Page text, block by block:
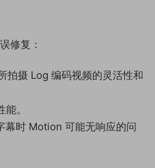
修复：
拍摄 Log 编码视频的灵活性和
。
幕时 Motion 可能无响应的问